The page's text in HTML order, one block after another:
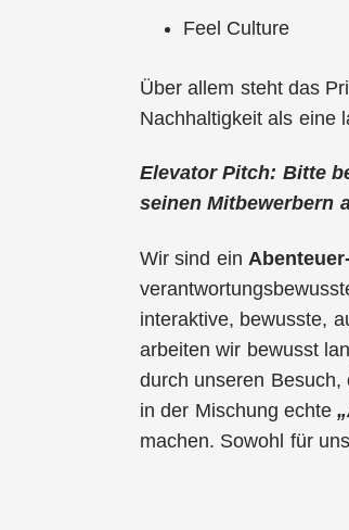
Feel Culture
Über allem steht das
Nachhaltigkeit als eine
Elevator Pitch: Bitte
seinen Mitbewerbern
Wir sind ein
interaktive, bewusste,
arbeiten wir bewusst
durch unseren
in der Mischung echte
machen. Sowohl für